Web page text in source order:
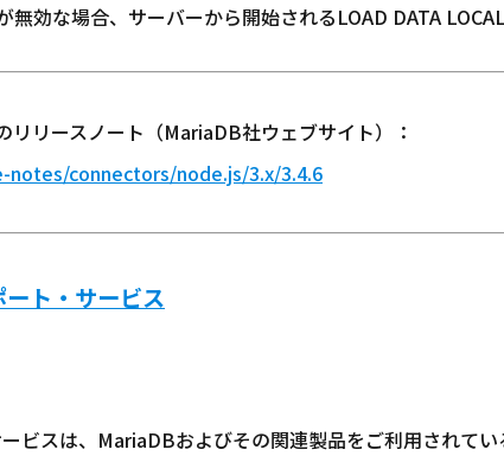
効な場合、サーバーから開始されるLOAD DATA
リースノート（MariaDB社ウェブサイト）：
connectors/node.js/3.x/3.4.6
ト・サービス
ビスは、MariaDBおよびその関連製品をご利用されて